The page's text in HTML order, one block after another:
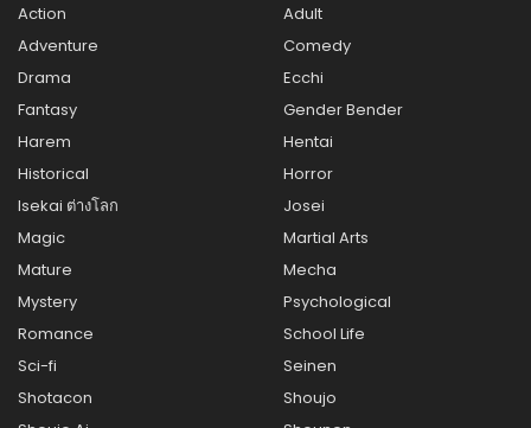
ตอนที่ 46
กุมภาพันธ์ 15, 2026
กุมภาพันธ์ 15, 2026
ตอนที่ 44
กุมภาพันธ์ 15, 2026
ตอนที่ 43
กุมภาพันธ์ 15, 2026
ตอนที่ 42
กุมภาพันธ์ 15, 2026
Action
Adult
Adventure
Comedy
Drama
Ecchi
Fantasy
Gender Bender
Harem
Hentai
Historical
Horror
Isekai ต่างโลก
Josei
Magic
Martial Arts
Mature
Mecha
Mystery
Psychological
Romance
School Life
Sci-fi
Seinen
Shotacon
Shoujo